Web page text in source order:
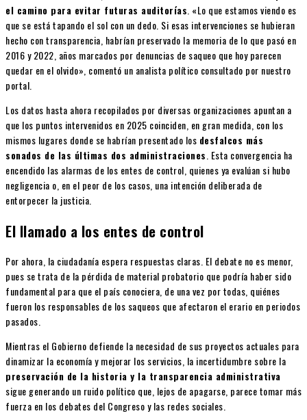
el camino para evitar futuras auditorías . «Lo que estamos viendo es
que se está tapando el sol con un dedo. Si esas intervenciones se hubieran
hecho con transparencia, habrían preservado la memoria de lo que pasó en
2016 y 2022, años marcados por denuncias de saqueo que hoy parecen
quedar en el olvido», comentó un analista político consultado por nuestro
portal.
Los datos hasta ahora recopilados por diversas organizaciones apuntan a
que los puntos intervenidos en 2025 coinciden, en gran medida, con los
mismos lugares donde se habrían presentado los desfalcos más
sonados de las últimas dos administraciones . Esta convergencia ha
encendido las alarmas de los entes de control, quienes ya evalúan si hubo
negligencia o, en el peor de los casos, una intención deliberada de
entorpecer la justicia.
El llamado a los entes de control
Por ahora, la ciudadanía espera respuestas claras. El debate no es menor,
pues se trata de la pérdida de material probatorio que podría haber sido
fundamental para que el país conociera, de una vez por todas, quiénes
fueron los responsables de los saqueos que afectaron el erario en periodos
pasados.
Mientras el Gobierno defiende la necesidad de sus proyectos actuales para
dinamizar la economía y mejorar los servicios, la incertidumbre sobre la
preservación de la historia y la transparencia administrativa
sigue generando un ruido político que, lejos de apagarse, parece tomar más
fuerza en los debates del Congreso y las redes sociales.